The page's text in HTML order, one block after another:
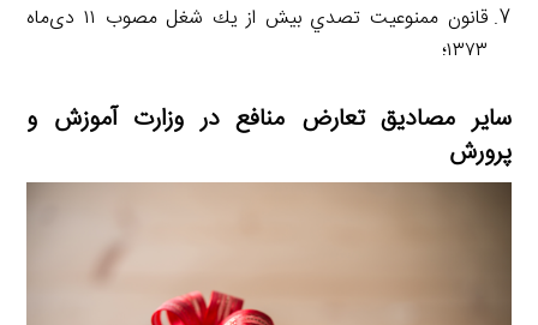
قانون ممنوعيت تصدي بيش از يك شغل مصوب ۱۱ دی‌ماه
۱۳۷۳؛
سایر مصادیق تعارض منافع در وزارت آموزش و
پرورش